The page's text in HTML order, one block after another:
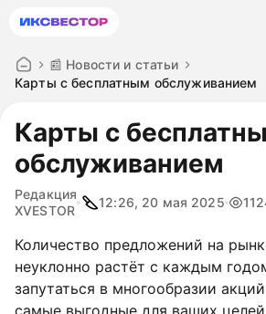
Акция: бесплатный пробный
📰 Новости и статьи
Карты с бесплатным обслуживанием
Карты с
обслуживанием
Редакция
XVESTOR
12:26, 20 мая 2025
Количество предложений на
неуклонно растёт с каждым
запутаться в многообразии
самые выгодные для ваших